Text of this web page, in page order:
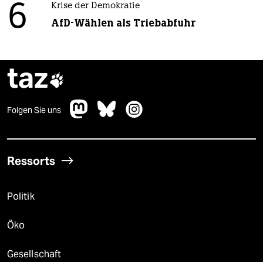
6 Krise der Demokratie
AfD-Wählen als Triebabfuhr
taz
Folgen Sie uns
Ressorts
Politik
Öko
Gesellschaft